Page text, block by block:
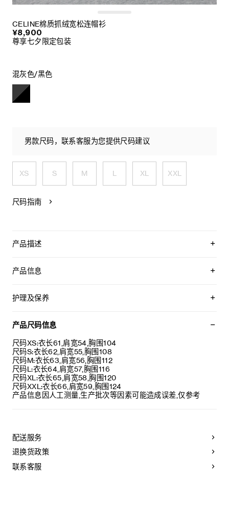
CELINE棉质抓绒宽松连帽衫
¥8,900
尊享七夕限定包装
混灰色/黑色
男款尺码，联系客服为您提供尺码建议
XS S M L XL XXL
尺码指南
产品描述
产品信息
CELINE植绒
端头
1个袋鼠式口袋
葡萄牙制造
编号：RY032510Z.08BQ
护理及保养
仅使用不含漂白剂的洗衣产品。
悬挂晾干，无需脱水。
最高熨烫温度：110°C / 230°F
不可使用蒸汽。
不可干洗。
产品尺码信息
尺码XS:衣长61,肩宽54,胸围104
尺码S:衣长62,肩宽55,胸围108
尺码M:衣长63,肩宽56,胸围112
尺码L:衣长64,肩宽57,胸围116
尺码XL:衣长65,肩宽58,胸围120
尺码XXL:衣长66,肩宽59,胸围124
产品信息因人工测量,生产批次等因素可能造成误差,仅参考
配送服务
退换货政策
联系客服